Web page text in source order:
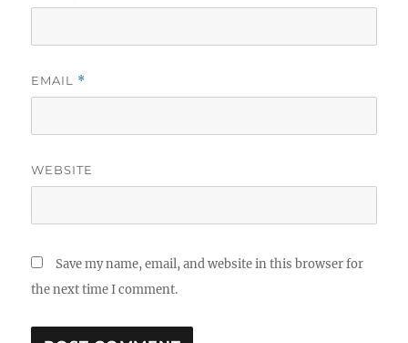
EMAIL *
WEBSITE
Save my name, email, and website in this browser for
the next time I comment.